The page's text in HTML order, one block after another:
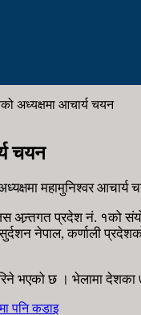
अध्यक्षमा आचार्य चयन
चयन
महामुनिश्वर
प्रदेश नं. १को
नेपाल, कर्णाली
भएको छ । भेलामा देशका
पनि कडाइ